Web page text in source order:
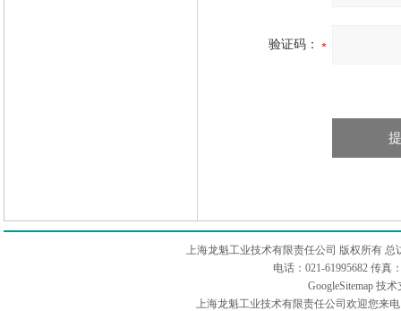
验证码：
上海龙魁工业技术有限责任公司 版权所有 总
电话：021-61995682 传真
GoogleSitemap技术
上海龙魁工业技术有限责任公司欢迎您来